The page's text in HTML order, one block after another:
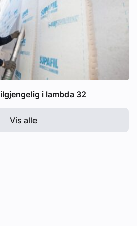
i lambda 32
Vis alle